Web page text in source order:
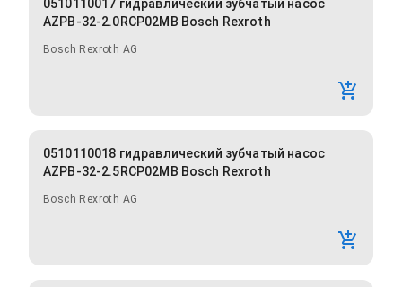
0510110017 гидравлический зубчатый насос
AZPB-32-2.0RCP02MB Bosch Rexroth
Bosch Rexroth AG
0510110018 гидравлический зубчатый насос
AZPB-32-2.5RCP02MB Bosch Rexroth
Bosch Rexroth AG